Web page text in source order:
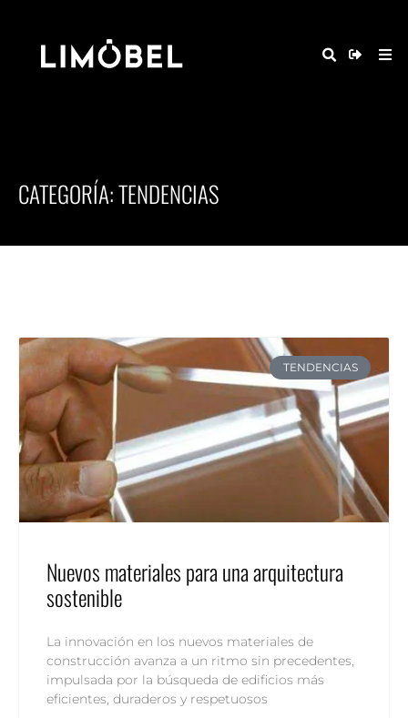
CATEGORÍA: TENDENCIAS
TENDENCIAS
Nuevos materiales para una arquitectura
sostenible
La innovación en los nuevos materiales de
construcción avanza a un ritmo sin precedentes,
impulsada por la búsqueda de edificios más
eficientes, duraderos y respetuosos